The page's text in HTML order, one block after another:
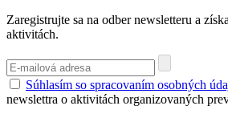
Zaregistrujte sa na odber newsletteru a
aktivitách.
Súhlasím so spracovaním osobných
newslettra o aktivitách organizovaných